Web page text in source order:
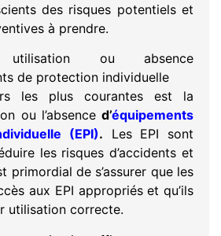
des risques potentiels et
à prendre.
utilisation ou absence
de protection individuelle
les plus courantes est la
ou l’absence d’équipements
(EPI). Les EPI sont
les risques d’accidents et
primordial de s’assurer que les
aux EPI appropriés et qu’ils
utilisation correcte.